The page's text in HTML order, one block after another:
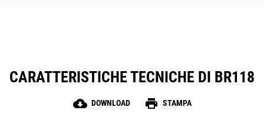
CARATTERISTICHE TECNICHE DI BR118
cloud_download DOWNLOAD print STAMPA